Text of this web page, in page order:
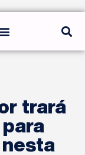
trará